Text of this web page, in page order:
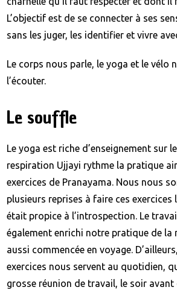
L’objectif est de se connecter à ses
sans les juger, les identifier et vivre
Le corps nous parle, le yoga et le vélo
l’écouter.
Le souffle
Le yoga est riche d’enseignement sur
respiration Ujjayi rythme la pratique
exercices de Pranayama. Nous nous
plusieurs reprises à faire ces
était propice à l’introspection. Le
également enrichi notre pratique de la
aussi commencée en voyage.
exercices nous servent au quotidien,
grosse réunion de travail, le soir avant